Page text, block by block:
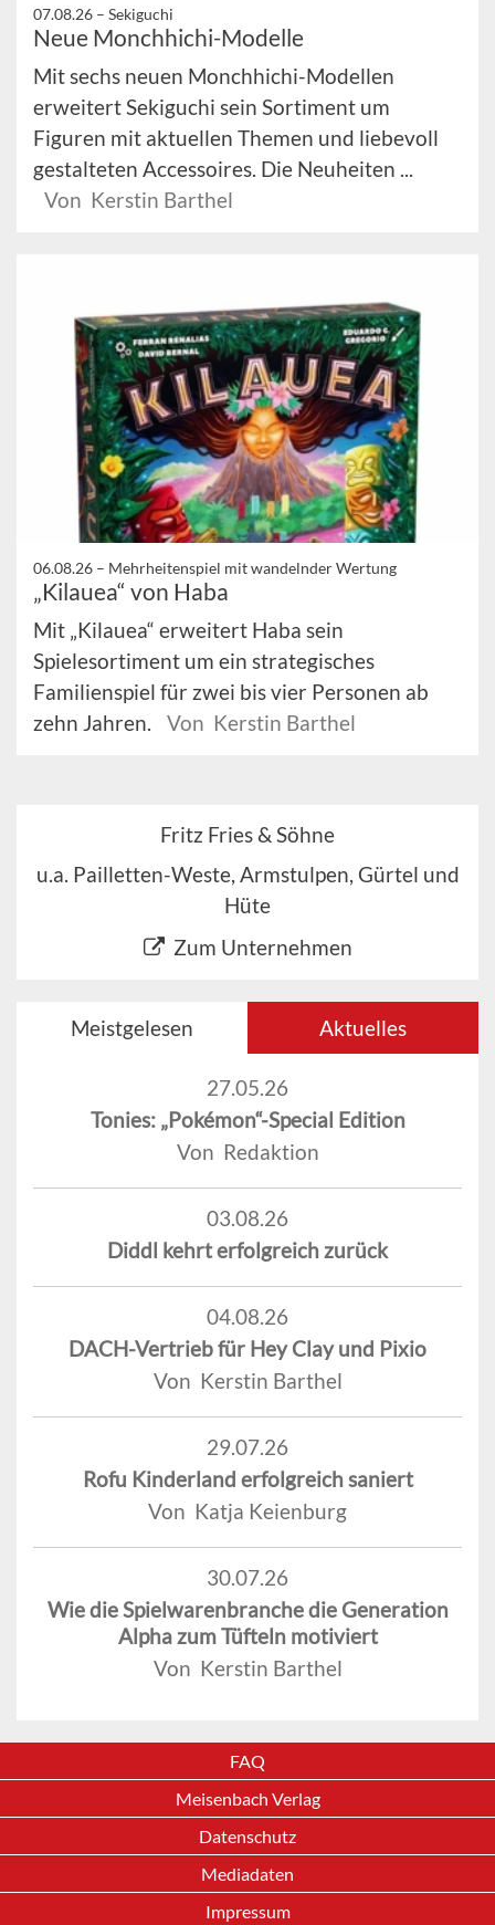
07.08.26 – Sekiguchi
Neue Monchhichi-Modelle
Mit sechs neuen Monchhichi-Modellen
erweitert Sekiguchi sein Sortiment um
Figuren mit aktuellen Themen und liebevoll
gestalteten Accessoires. Die Neuheiten ...
Von Kerstin Barthel
06.08.26 – Mehrheitenspiel mit wandelnder Wertung
„Kilauea“ von Haba
Mit „Kilauea“ erweitert Haba sein
Spielesortiment um ein strategisches
Familienspiel für zwei bis vier Personen ab
zehn Jahren.
Von Kerstin Barthel
Fritz Fries & Söhne
u.a. Pailletten-Weste, Armstulpen, Gürtel und
Hüte
Zum Unternehmen
Meistgelesen Aktuelles
27.05.26
Tonies: „Pokémon“-Special Edition
Von Redaktion
03.08.26
Diddl kehrt erfolgreich zurück
04.08.26
DACH-Vertrieb für Hey Clay und Pixio
Von Kerstin Barthel
29.07.26
Rofu Kinderland erfolgreich saniert
Von Katja Keienburg
30.07.26
Wie die Spielwarenbranche die Generation
Alpha zum Tüfteln motiviert
Von Kerstin Barthel
FAQ
Meisenbach Verlag
Datenschutz
Mediadaten
Impressum